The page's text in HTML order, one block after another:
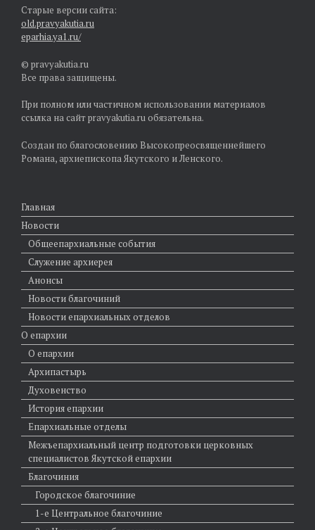
Старые версии сайта:
old.pravyakutia.ru
eparhia.ya1.ru/
© pravyakutia.ru
Все права защищены.
При полном или частичном использовании материалов
ссылка на сайт pravyakutia.ru обязательна.
Создан по благословению Высокопреосвященнейшего
Романа, архиепископа Якутского и Ленского.
Главная
Новости
Общеепархиальные события
Служение архиерея
Анонсы
Новости благочиний
Новости епархиальных отделов
О епархии
О епархии
Архипастырь
Духовенство
История епархии
Епархиальные отделы
Межъепархиальный центр подготовки церковных
специалистов Якутской епархии
Благочиния
Городское благочиние
1-е Центральное благочиние